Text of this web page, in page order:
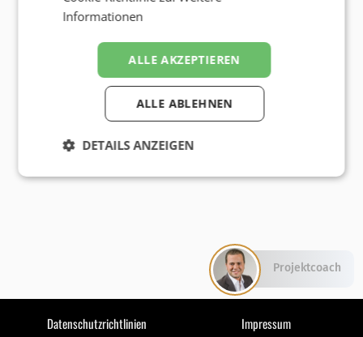
Datenschutzrichtlinien Impressum
Informationen
ALLE AKZEPTIEREN
ALLE ABLEHNEN
DETAILS ANZEIGEN
Projektcoach